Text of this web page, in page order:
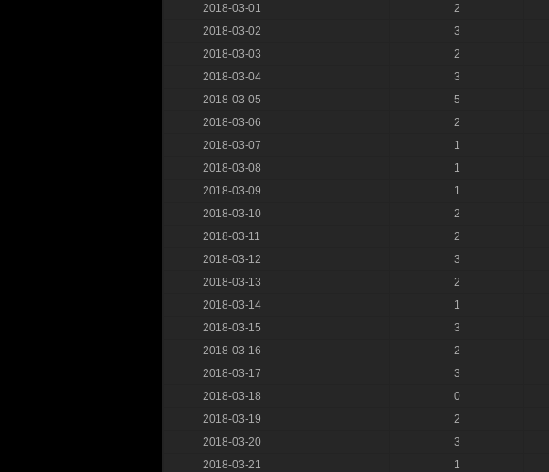
2018-03-01
2
2018-03-02
3
2018-03-03
2
2018-03-04
3
2018-03-05
5
2018-03-06
2
2018-03-07
1
2018-03-08
1
2018-03-09
1
2018-03-10
2
2018-03-11
2
2018-03-12
3
2018-03-13
2
2018-03-14
1
2018-03-15
3
2018-03-16
2
2018-03-17
3
2018-03-18
0
2018-03-19
2
2018-03-20
3
2018-03-21
1